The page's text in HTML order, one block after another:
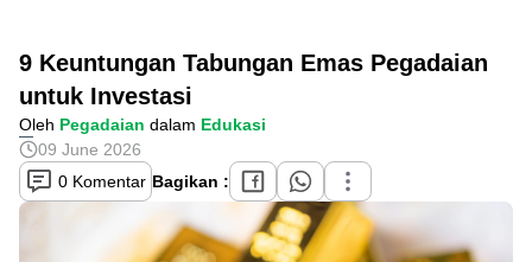
9 Keuntungan Tabungan Emas Pegadaian
untuk Investasi
Oleh Pegadaian dalam Edukasi
09 June 2026
0 Komentar Bagikan :